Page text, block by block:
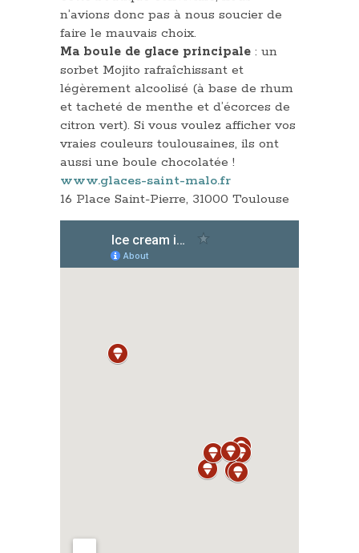
n’avions donc pas à nous soucier de
faire le mauvais choix.
Ma boule de glace principale : un
sorbet Mojito rafraîchissant et
légèrement alcoolisé (à base de rhum
et tacheté de menthe et d’écorces de
citron vert). Si vous voulez afficher vos
vraies couleurs toulousaines, ils ont
aussi une boule chocolatée !
www.glaces-saint-malo.fr
16 Place Saint-Pierre, 31000 Toulouse